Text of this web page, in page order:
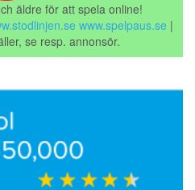
äldre för att spela online!
www.spelpaus.se |
se resp. annonsör.